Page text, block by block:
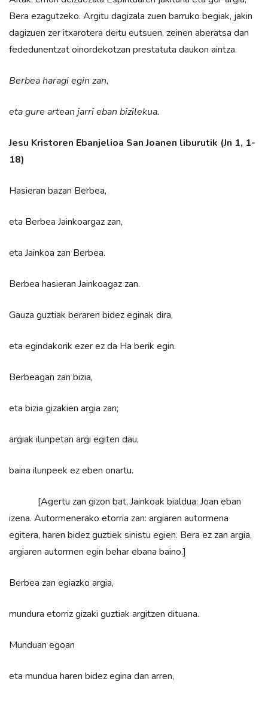
Bera ezagutzeko. Argitu dagizala zuen barruko begiak, jakin
dagizuen zer itxarotera deitu eutsuen, zeinen aberatsa dan
fededunentzat oinordekotzan prestatuta daukon aintza.
Berbea haragi egin zan,
eta gure artean jarri eban bizilekua.
Jesu Kristoren Ebanjelioa San Joanen liburutik (Jn 1, 1-
18)
Hasieran bazan Berbea,
eta Berbea Jainkoargaz zan,
eta Jainkoa zan Berbea.
Berbea hasieran Jainkoagaz zan.
Gauza guztiak beraren bidez eginak dira,
eta egindakorik ezer ez da Ha berik egin.
Berbeagan zan bizia,
eta bizia gizakien argia zan;
argiak ilunpetan argi egiten dau,
baina ilunpeek ez eben onartu.
[Agertu zan gizon bat, Jainkoak bialdua: Joan eban
izena. Autormenerako etorria zan: argiaren autormena
egitera, haren bidez guztiek sinistu egien. Bera ez zan argia,
argiaren autormen egin behar ebana baino.]
Berbea zan egiazko argia,
mundura etorriz gizaki guztiak argitzen dituana.
Munduan egoan
eta mundua haren bidez egina dan arren,